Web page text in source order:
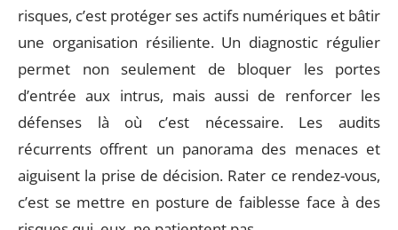
risques, c’est protéger ses actifs numériques et bâtir
une organisation résiliente. Un diagnostic régulier
permet non seulement de bloquer les portes
d’entrée aux intrus, mais aussi de renforcer les
défenses là où c’est nécessaire. Les audits
récurrents offrent un panorama des menaces et
aiguisent la prise de décision. Rater ce rendez-vous,
c’est se mettre en posture de faiblesse face à des